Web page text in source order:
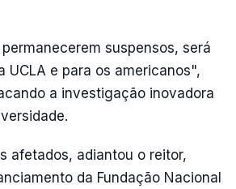
suspensos, será
UCLA e para os americanos",
a investigação inovadora
afetados, adiantou o reitor,
da Fundação Nacional